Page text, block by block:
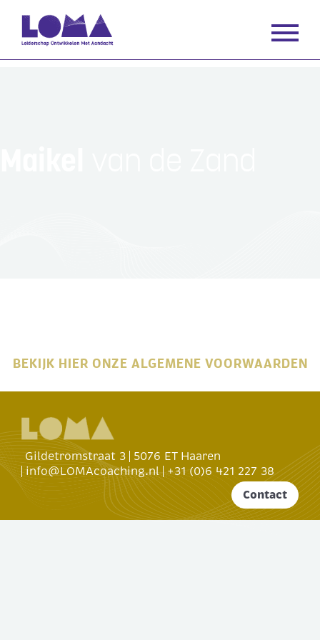
BEKIJK HIER ONZE ALGEMENE VOORWAARDEN
Contact
Gildetromstraat 3 5076 ET Haaren
info@LOMAcoaching.nl +31 (0)6 421 227 38